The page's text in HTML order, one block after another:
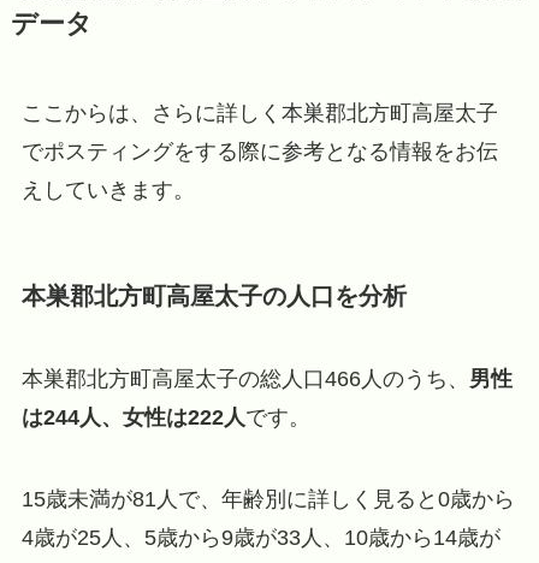
データ
ここからは、さらに詳しく本巣郡北方町高屋太子
でポスティングをする際に参考となる情報をお伝
えしていきます。
本巣郡北方町高屋太子の人口を分析
本巣郡北方町高屋太子の総人口466人のうち、 男性
は244人、女性は222人です。
15歳未満が81人で、年齢別に詳しく見ると0歳から
4歳が25人、5歳から9歳が33人、10歳から14歳が